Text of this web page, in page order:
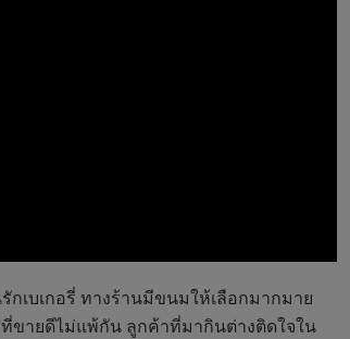
เบเกอรี่ ทางร้านมีขนมให้เลือกมากมาย
ขายดีไม่แพ้กัน ลูกค้าที่มากินต่างติดใจใน